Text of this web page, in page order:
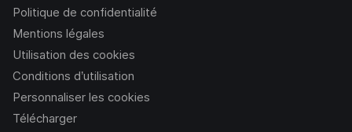
Politique de confidentialité
Mentions légales
Utilisation des cookies
Conditions d’utilisation
Personnaliser les cookies
Télécharger